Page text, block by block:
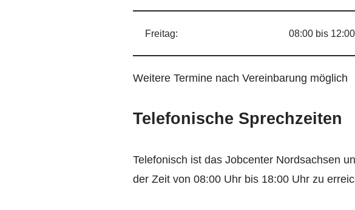
Freitag: 08:00 bis
Weitere Termine nach Vereinbarung möglich
Telefonische Sprechzeiten
Telefonisch ist das Jobcenter Nordsachsen
der Zeit von 08:00 Uhr bis 18:00 Uhr zu